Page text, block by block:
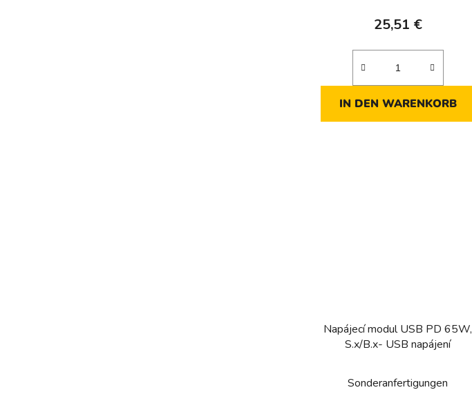
25,51 €
IN DEN WARENKORB
Napájecí modul USB PD 65W,
S.x/B.x- USB napájení
Sonderanfertigungen